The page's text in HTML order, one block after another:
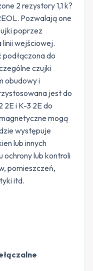
2 rezystory 1,1 k?
Pozwalają one
poprzez
wejściowej.
podłączona do
czujki
obudowy i
jest do
i K-3 2E do
mogą
występuje
lub innych
ochrony lub kontroli
pomieszczeń,
itd.